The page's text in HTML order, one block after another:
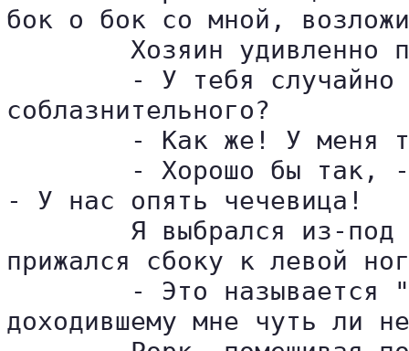
бок о бок со мной,
соблазнительного?
- У нас опять чечевица!
прижался сбоку к левой
доходившему мне чуть ли